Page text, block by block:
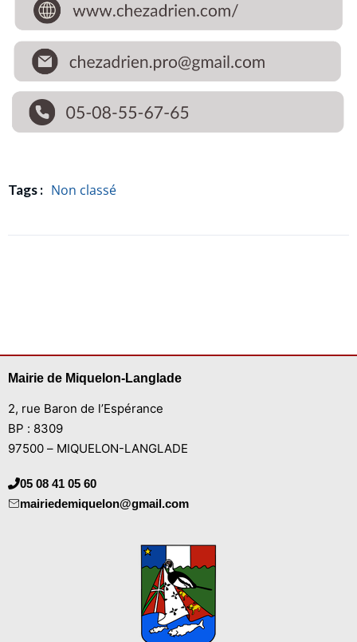
Tags : Non classé
Mairie de Miquelon-Langlade
2, rue Baron de l’Espérance
BP : 8309
97500 – MIQUELON-LANGLADE
05 08 41 05 60
mairiedemiquelon@gmail.com